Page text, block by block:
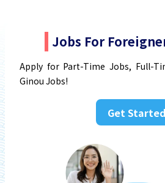
Jobs For
Apply for Part-Time Jobs, Full-
Ginou Jobs!
Get Started